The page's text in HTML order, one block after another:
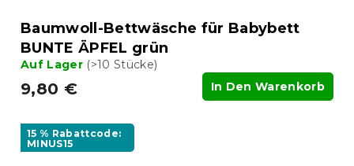
Baumwoll-Bettwäsche für Babybett
BUNTE ÄPFEL grün
Auf Lager (>10 Stücke)
9,80 € In Den Warenkorb
15 % Rabattcode:
MINUS15